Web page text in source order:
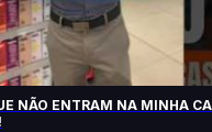
NÃO ENTRAM NA MINHA